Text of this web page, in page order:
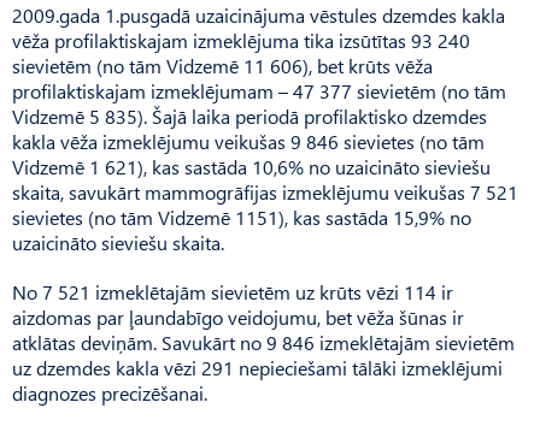
2009.gada 1.pusgadā uzaicinājuma vēstules dzemdes kakla
vēža profilaktiskajam izmeklējuma tika izsūtītas 93 240
sievietēm (no tām Vidzemē 11 606), bet krūts vēža
profilaktiskajam izmeklējumam – 47 377 sievietēm (no tām
Vidzemē 5 835). Šajā laika periodā profilaktisko dzemdes
kakla vēža izmeklējumu veikušas 9 846 sievietes (no tām
Vidzemē 1 621), kas sastāda 10,6% no uzaicināto sieviešu
skaita, savukārt mammogrāfijas izmeklējumu veikušas 7 521
sievietes (no tām Vidzemē 1151), kas sastāda 15,9% no
uzaicināto sieviešu skaita.
No 7 521 izmeklētajām sievietēm uz krūts vēzi 114 ir
aizdomas par ļaundabīgo veidojumu, bet vēža šūnas ir
atklātas deviņām. Savukārt no 9 846 izmeklētajām sievietēm
uz dzemdes kakla vēzi 291 nepieciešami tālāki izmeklējumi
diagnozes precizēšanai.